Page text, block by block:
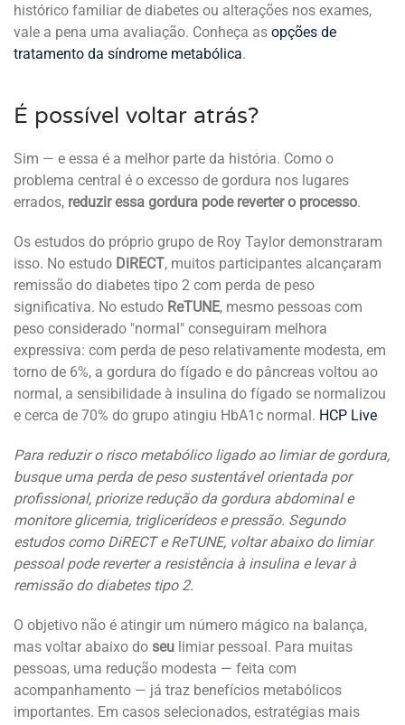
histórico familiar de diabetes ou alterações nos exames,
vale a pena uma avaliação. Conheça as opções de
tratamento da síndrome metabólica.
É possível voltar atrás?
Sim — e essa é a melhor parte da história. Como o
problema central é o excesso de gordura nos lugares
errados, reduzir essa gordura pode reverter o processo.
Os estudos do próprio grupo de Roy Taylor demonstraram
isso. No estudo DiRECT, muitos participantes alcançaram
remissão do diabetes tipo 2 com perda de peso
significativa. No estudo ReTUNE, mesmo pessoas com
peso considerado "normal" conseguiram melhora
expressiva: com perda de peso relativamente modesta, em
torno de 6%, a gordura do fígado e do pâncreas voltou ao
normal, a sensibilidade à insulina do fígado se normalizou
e cerca de 70% do grupo atingiu HbA1c normal. HCP Live
Para reduzir o risco metabólico ligado ao limiar de gordura,
busque uma perda de peso sustentável orientada por
profissional, priorize redução da gordura abdominal e
monitore glicemia, triglicerídeos e pressão. Segundo
estudos como DiRECT e ReTUNE, voltar abaixo do limiar
pessoal pode reverter a resistência à insulina e levar à
remissão do diabetes tipo 2.
O objetivo não é atingir um número mágico na balança,
mas voltar abaixo do seu limiar pessoal. Para muitas
pessoas, uma redução modesta — feita com
acompanhamento — já traz benefícios metabólicos
importantes. Em casos selecionados, estratégias mais